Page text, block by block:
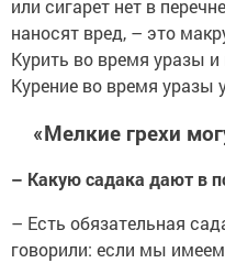
или сигарет нет в
наносят вред, – это
Курить во время уразы
Курение во время уразы
«Мелкие грехи
– Какую садака дают в
– Есть обязательная
говорили: если мы